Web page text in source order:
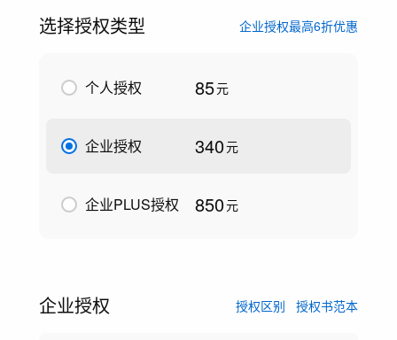
选择授权类型 企业授权最高6折优惠
个人授权 85元
企业授权 340元
企业PLUS授权 850元
企业授权 授权区别 授权书范本